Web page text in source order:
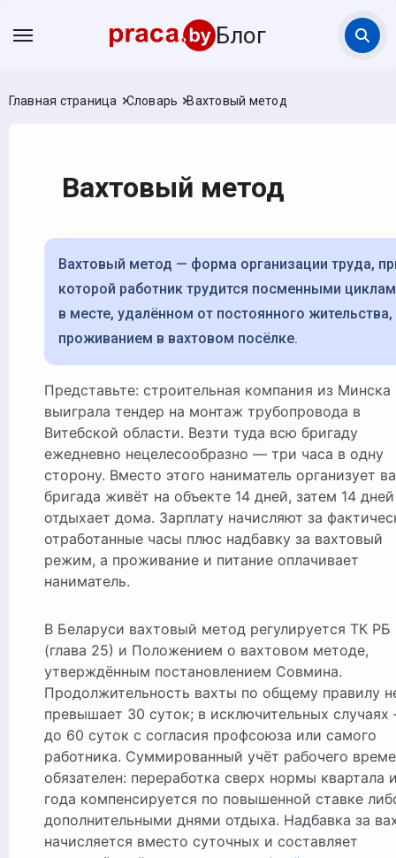
Блог
Главная страница Словарь Вахтовый метод
Вахтовый метод
Вахтовый метод — форма организации труда, при
которой работник трудится посменными
в месте, удалённом от постоянного жительства,
проживанием в вахтовом посёлке.
Представьте: строительная компания из Минска
выиграла тендер на монтаж трубопровода в
Витебской области. Везти туда всю бригаду
ежедневно нецелесообразно — три часа в одну
сторону. Вместо этого наниматель организует
бригада живёт на объекте 14 дней, затем 14 дней
отдыхает дома. Зарплату начисляют за
отработанные часы плюс надбавку за вахтовый
режим, а проживание и питание оплачивает
наниматель.
В Беларуси вахтовый метод регулируется ТК РБ
(глава 25) и Положением о вахтовом методе,
утверждённым постановлением Совмина.
Продолжительность вахты по общему правилу
превышает 30 суток; в исключительных
до 60 суток с согласия профсоюза или самого
работника. Суммированный учёт рабочего
обязателен: переработка сверх нормы квартала
года компенсируется по повышенной ставке
дополнительными днями отдыха. Надбавка за
начисляется вместо суточных и составляет